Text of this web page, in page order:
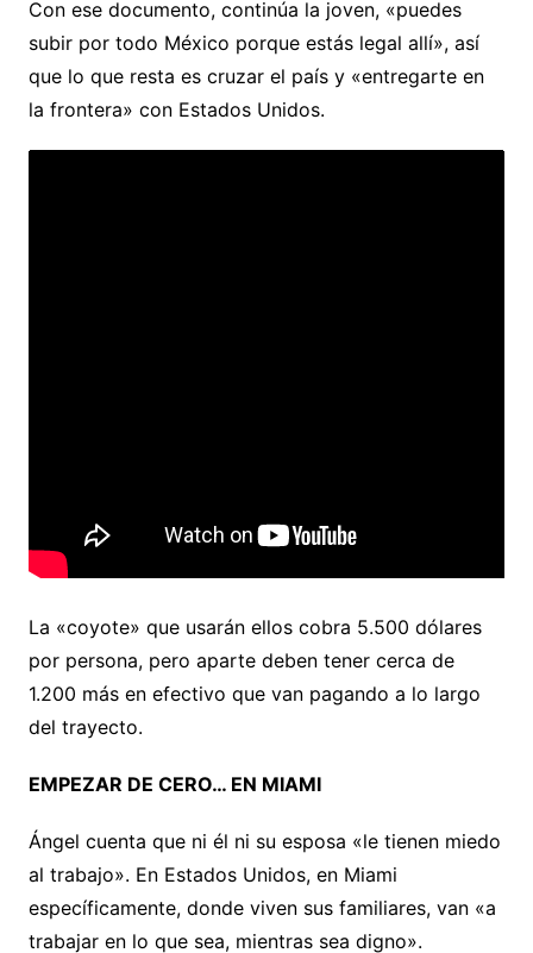
Con ese documento, continúa la joven, «puedes
subir por todo México porque estás legal allí», así
que lo que resta es cruzar el país y «entregarte en
la frontera» con Estados Unidos.
La «coyote» que usarán ellos cobra 5.500 dólares
por persona, pero aparte deben tener cerca de
1.200 más en efectivo que van pagando a lo largo
del trayecto.
EMPEZAR DE CERO… EN MIAMI
Ángel cuenta que ni él ni su esposa «le tienen miedo
al trabajo». En Estados Unidos, en Miami
específicamente, donde viven sus familiares, van «a
trabajar en lo que sea, mientras sea digno».